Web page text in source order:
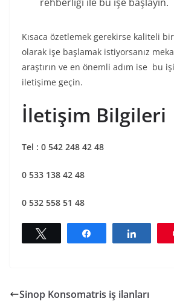
Kısaca özetlemek gerekirse kaliteli
olarak işe başlamak istiyorsanız
araştırın ve en önemli adım ise bu
iletişime geçin.
İletişim Bilgileri
Tel : 0 542 248 42 48
0 533 138 42 48
0 532 558 51 48
Tweetle
Sinop Konsomatris iş ilanları